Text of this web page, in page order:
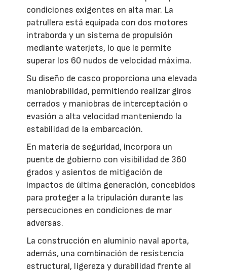
condiciones exigentes en alta mar. La
patrullera está equipada con dos motores
intraborda y un sistema de propulsión
mediante waterjets, lo que le permite
superar los 60 nudos de velocidad máxima.
Su diseño de casco proporciona una elevada
maniobrabilidad, permitiendo realizar giros
cerrados y maniobras de interceptación o
evasión a alta velocidad manteniendo la
estabilidad de la embarcación.
En materia de seguridad, incorpora un
puente de gobierno con visibilidad de 360
grados y asientos de mitigación de
impactos de última generación, concebidos
para proteger a la tripulación durante las
persecuciones en condiciones de mar
adversas.
La construcción en aluminio naval aporta,
además, una combinación de resistencia
estructural, ligereza y durabilidad frente al